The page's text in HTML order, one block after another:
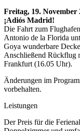
Freitag, 19. November
¡Adiós Madrid!
Die Fahrt zum
Antonio de la Florida
Goya wunderbare
Anschließend Rückflug
Frankfurt (16.05 Uhr).
Änderungen im
vorbehalten.
Leistungen
Der Preis für die